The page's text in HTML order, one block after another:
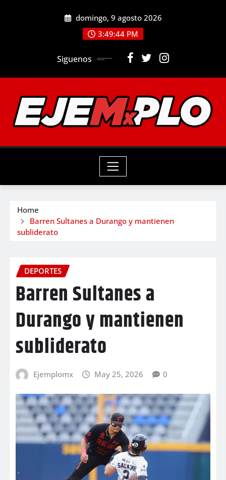
domingo, 9 agosto 2026
3:49:45 PM
Siguenos
Home
Barren Sultanes a Durango y mantienen
subliderato
DEPORTES
Barren Sultanes a
Durango y mantienen
subliderato
Ejemplomx May 25, 2026 0